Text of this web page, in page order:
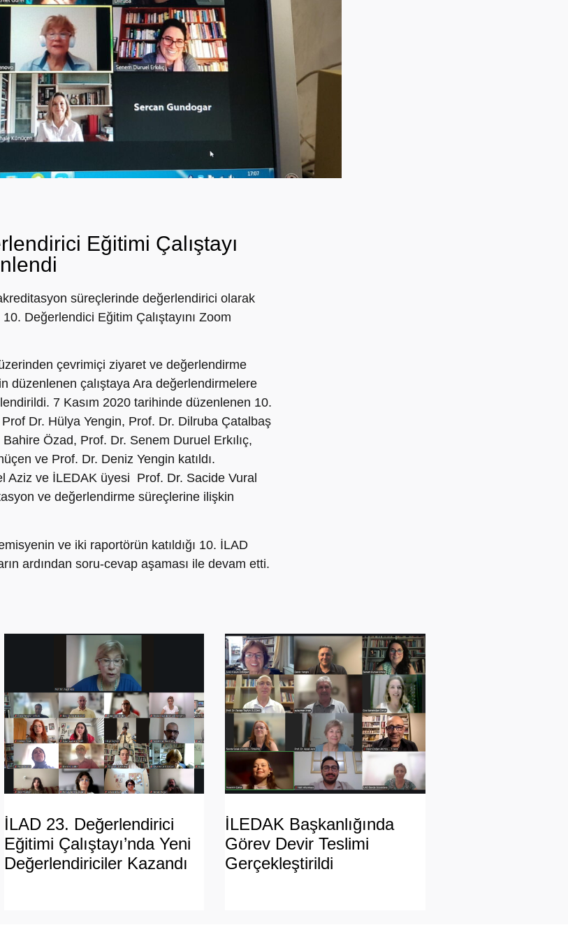
Eğitimi Çalıştayı
süreçlerinde değerlendirici olarak
Değerlendici Eğitim Çalıştayını Zoom
çevrimiçi ziyaret ve değerlendirme
düzenlenen çalıştaya Ara değerlendirmelere
7 Kasım 2020 tarihinde düzenlenen 10.
Dr. Hülya Yengin, Prof. Dr. Dilruba Çatalbaş
Özad, Prof. Dr. Senem Duruel Erkılıç,
ve Prof. Dr. Deniz Yengin katıldı.
Aziz ve İLEDAK üyesi Prof. Dr. Sacide Vural
ve değerlendirme süreçlerine ilişkin
ve iki raportörün katıldığı 10. İLAD
ardından soru-cevap aşaması ile devam etti.
İLAD 23. Değerlendirici
Eğitimi Çalıştayı’nda Yeni
Değerlendiriciler Kazandı
İLEDAK Başkanlığında
Görev Devir Teslimi
Gerçekleştirildi